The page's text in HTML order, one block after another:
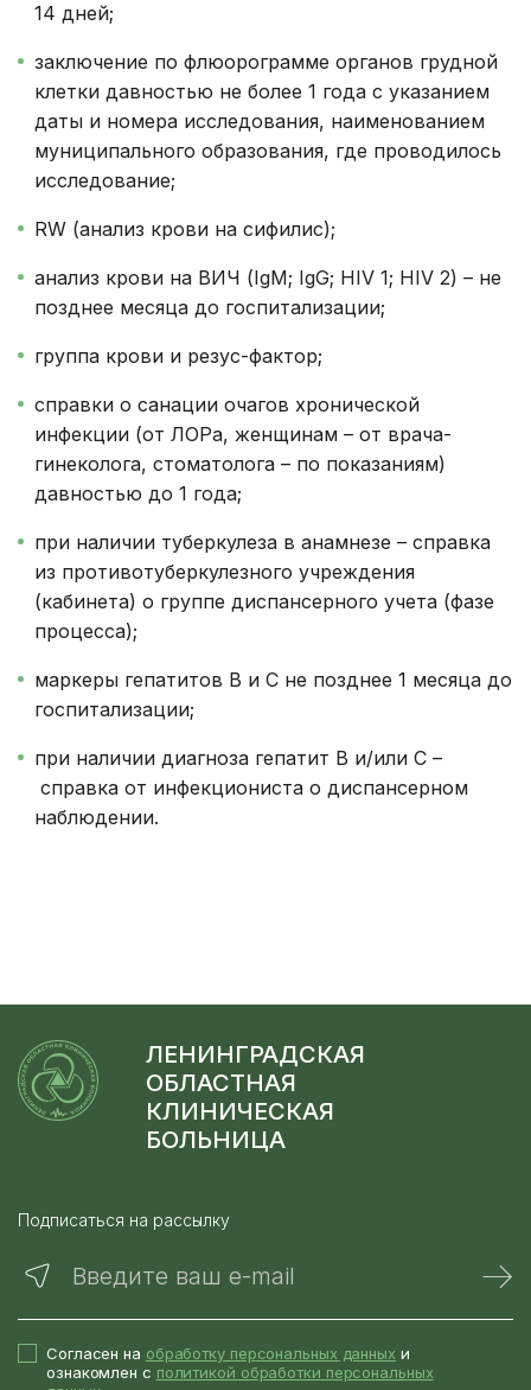
14 дней;
заключение по флюорограмме органов грудной
клетки давностью не более 1 года с указанием
даты и номера исследования, наименованием
муниципального образования, где проводилось
исследование;
RW (анализ крови на сифилис);
анализ крови на ВИЧ (IgM; IgG; HIV 1; HIV 2) – не
позднее месяца до госпитализации;
группа крови и резус-фактор;
справки о санации очагов хронической
инфекции (от ЛОРа, женщинам – от врача-
гинеколога, стоматолога – по показаниям)
давностью до 1 года;
при наличии туберкулеза в анамнезе – справка
из противотуберкулезного учреждения
(кабинета) о группе диспансерного учета (фазе
процесса);
маркеры гепатитов В и С не позднее 1 месяца до
госпитализации;
при наличии диагноза гепатит В и/или С –
справка от инфекциониста о диспансерном
наблюдении.
ЛЕНИНГРАДСКАЯ
ОБЛАСТНАЯ
КЛИНИЧЕСКАЯ
БОЛЬНИЦА
Подписаться на рассылку
Введите ваш e-mail
Согласен на обработку персональных данных и
ознакомлен с политикой обработки персональных